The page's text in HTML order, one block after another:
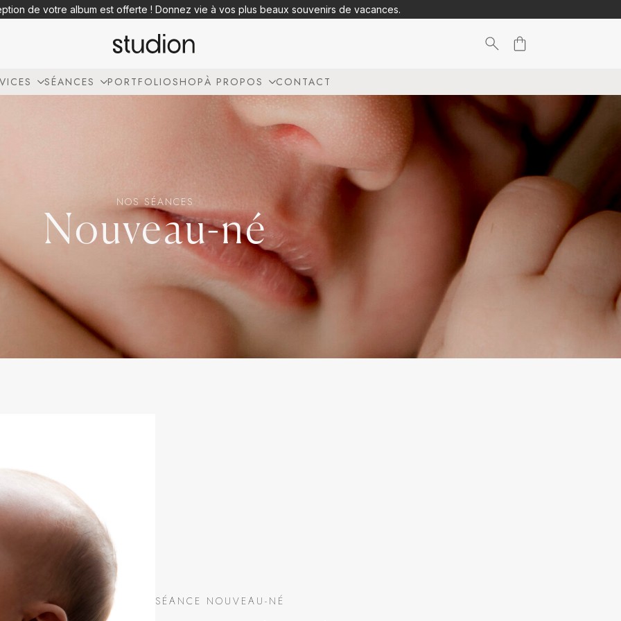
de votre album est offerte ! Donnez vie à vos plus beaux souvenirs de vacances.
SÉANCES PORTFOLIOSHOPÀ PROPOS CONTACT
NOS SÉANCES
Nouveau-né
SÉANCE NOUVEAU-NÉ